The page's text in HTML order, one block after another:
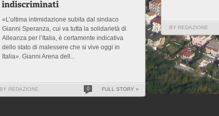
«L’ultima intimidazione subita dal sindaco
Gianni Speranza, cui va tutta la solidarietà di
Alleanza per l’Italia, è certamente indicativa
dello stato di malessere che si vive oggi in
Italia». Gianni Arena dell...
BY REDAZIONE 0 FULL STORY »
BY REDAZIONE